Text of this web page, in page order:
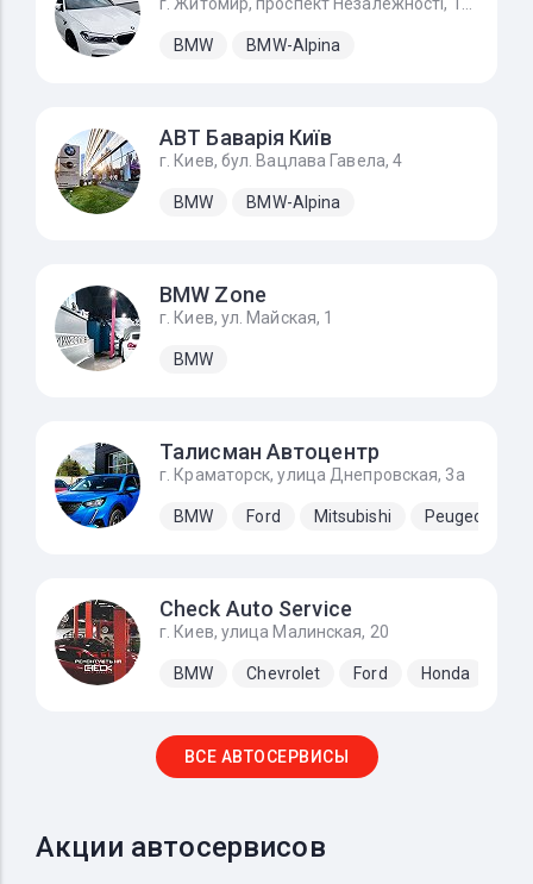
BMW BMW-Alpina
АВТ Баварія Київ
г. Киев, бул. Вацлава Гавела, 4
BMW BMW-Alpina
BMW Zone
г. Киев, ул. Майская, 1
BMW
Талисман Автоцентр
г. Краматорск, улица Днепровская, 3а
BMW Ford Mitsubishi Peugeot
Check Auto Service
г. Киев, улица Малинская, 20
BMW Chevrolet Ford Honda
ВСЕ АВТОСЕРВИСЫ
Акции автосервисов